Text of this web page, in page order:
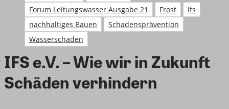
Forum Leitungswasser Ausgabe 21
Frost
ifs
nachhaltiges Bauen
Schadensprävention
Wasserschaden
IFS e.V. – Wie wir in Zukunft
Schäden verhindern